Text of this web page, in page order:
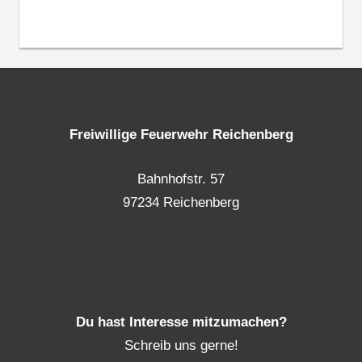
Freiwillige Feuerwehr Reichenberg
Bahnhofstr. 57
97234 Reichenberg
Du hast Interesse mitzumachen?
Schreib uns gerne!